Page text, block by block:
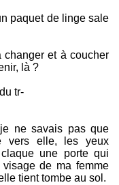
paquet de linge sale
changer et à coucher
là ?
tr-
ne savais pas que
vers elle, les yeux
une porte qui
visage de ma femme
tient tombe au sol.